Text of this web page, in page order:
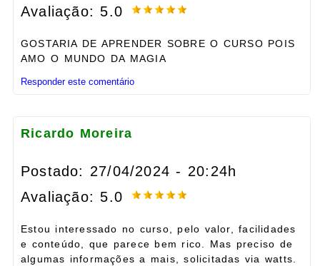
Avaliação: 5.0
GOSTARIA DE APRENDER SOBRE O CURSO POIS
AMO O MUNDO DA MAGIA
Responder este comentário
Ricardo Moreira
Postado: 27/04/2024 - 20:24h
Avaliação: 5.0
Estou interessado no curso, pelo valor, facilidades
e conteúdo, que parece bem rico. Mas preciso de
algumas informações a mais, solicitadas via watts.